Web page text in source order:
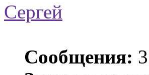
Сергей
Сообщения: